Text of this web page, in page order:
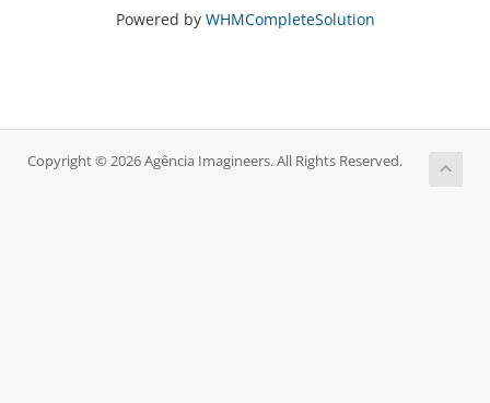
Powered by WHMCompleteSolution
Copyright © 2026 Agência Imagineers. All Rights Reserved.